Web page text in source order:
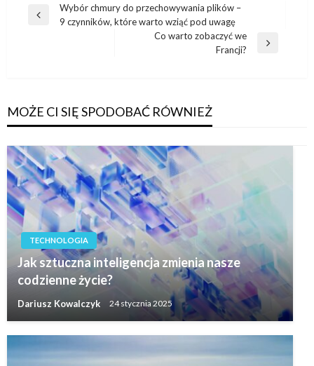
Nawigacja
wpisu
Poprzedni
Wybór chmury do przechowywania plików –
9 czynników, które warto wziąć pod uwagę
Co warto zobaczyć we
Francji?
MOŻE CI SIĘ SPODOBAĆ RÓWNIEŻ
TECHNOLOGIA
Jak sztuczna inteligencja zmienia nasze
codzienne życie?
Dariusz Kowalczyk 24 stycznia 2025